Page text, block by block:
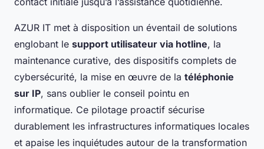
AZUR IT met à disposition un éventail de solutions
englobant le support utilisateur via hotline, la
maintenance curative, des dispositifs complets de
cybersécurité, la mise en œuvre de la téléphonie
sur IP, sans oublier le conseil pointu en
informatique. Ce pilotage proactif sécurise
durablement les infrastructures informatiques locales
et apaise les inquiétudes autour de la transformation